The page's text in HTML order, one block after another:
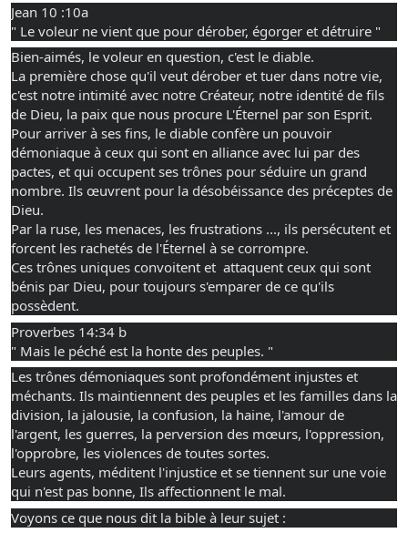
Jean 10 :10a
" Le voleur ne vient que pour dérober, égorger et détruire "
Bien-aimés, le voleur en question, c'est le diable.
La première chose qu'il veut dérober et tuer dans notre vie,
c'est notre intimité avec notre Créateur, notre identité de fils
de Dieu, la paix que nous procure L'Éternel par son Esprit.
Pour arriver à ses fins, le diable confère un pouvoir
démoniaque à ceux qui sont en alliance avec lui par des
pactes, et qui occupent ses trônes pour séduire un grand
nombre. Ils œuvrent pour la désobéissance des préceptes de
Dieu.
Par la ruse, les menaces, les frustrations ..., ils persécutent et
forcent les rachetés de l'Éternel à se corrompre.
Ces trônes uniques convoitent et  attaquent ceux qui sont
bénis par Dieu, pour toujours s'emparer de ce qu'ils
possèdent.
Proverbes 14:34 b
" Mais le péché est la honte des peuples. "
Les trônes démoniaques sont profondément injustes et
méchants. Ils maintiennent des peuples et les familles dans la
division, la jalousie, la confusion, la haine, l'amour de
l'argent, les guerres, la perversion des mœurs, l'oppression,
l'opprobre, les violences de toutes sortes.
Leurs agents, méditent l'injustice et se tiennent sur une voie
qui n'est pas bonne, Ils affectionnent le mal.
Voyons ce que nous dit la bible à leur sujet :